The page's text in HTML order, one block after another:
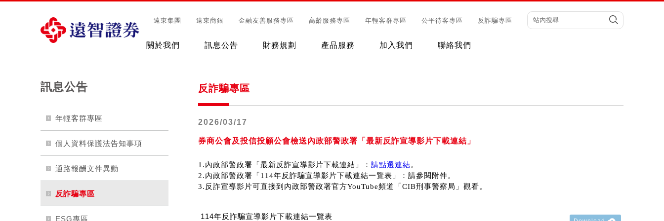
遠東集團 遠東商銀 金融友善服務專區 高齡服務專區 年輕客群專區 公平待客專區 反詐騙專區
關於我們 訊息公告 財務規劃 產品服務 加入我們 聯絡我們
訊息公告
年輕客群專區
個人資料保護法告知事項
通路報酬文件異動
反詐騙專區
ESG專區
反詐騙專區
2026/03/17
券商公會及投信投顧公會檢送內政部警政署「最新反詐宣導影片下載連結」
1.內政部警政署「最新反詐宣導影片下載連結」： 請點選連結。
2.內政部警政署「114年反詐騙宣導影片下載連結一覽表」：請參閱附件。
3.反詐宣導影片可直接到內政部警政署官方YouTube頻道「CIB刑事警察局」觀看。
114年反詐騙宣導影片下載連結一覽表